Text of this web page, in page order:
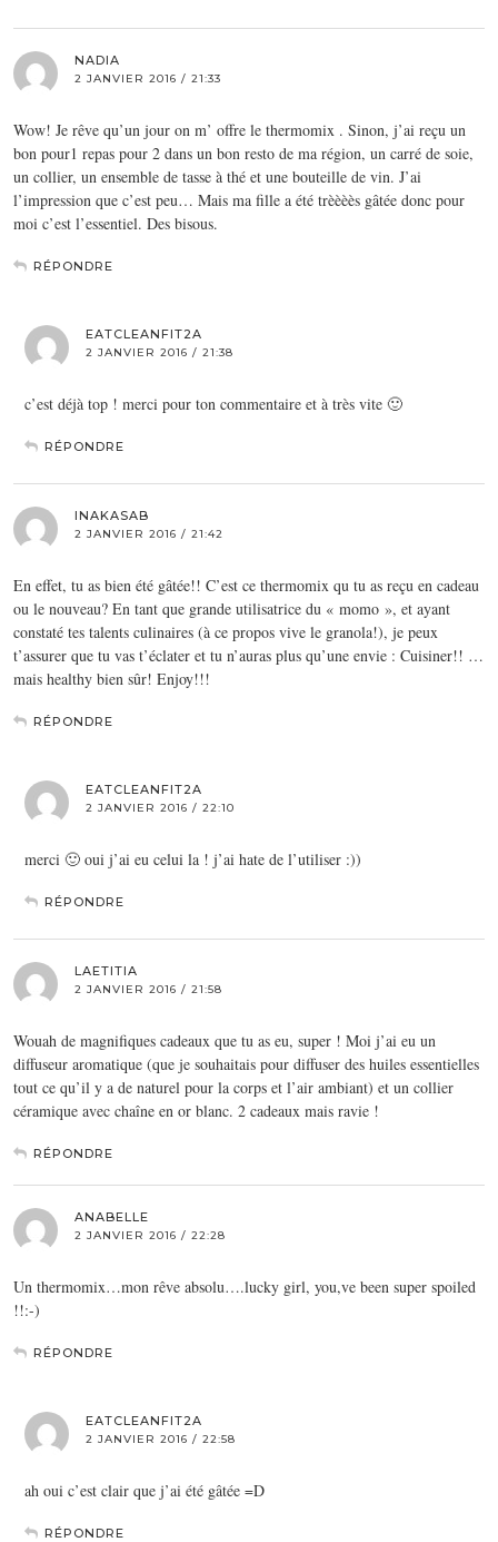
NADIA
2 JANVIER 2016 / 21:33
Wow! Je rêve qu’un jour on m’ offre le thermomix . Sinon, j’ai reçu un
bon pour1 repas pour 2 dans un bon resto de ma région, un carré de soie,
un collier, un ensemble de tasse à thé et une bouteille de vin. J’ai
l’impression que c’est peu… Mais ma fille a été trèèèès gâtée donc pour
moi c’est l’essentiel. Des bisous.
RÉPONDRE
EATCLEANFIT2A
2 JANVIER 2016 / 21:38
c’est déjà top ! merci pour ton commentaire et à très vite 🙂
RÉPONDRE
INAKASAB
2 JANVIER 2016 / 21:42
En effet, tu as bien été gâtée!! C’est ce thermomix qu tu as reçu en cadeau
ou le nouveau? En tant que grande utilisatrice du « momo », et ayant
constaté tes talents culinaires (à ce propos vive le granola!), je peux
t’assurer que tu vas t’éclater et tu n’auras plus qu’une envie : Cuisiner!! …
mais healthy bien sûr! Enjoy!!!
RÉPONDRE
EATCLEANFIT2A
2 JANVIER 2016 / 22:10
merci 🙂 oui j’ai eu celui la ! j’ai hate de l’utiliser :))
RÉPONDRE
LAETITIA
2 JANVIER 2016 / 21:58
Wouah de magnifiques cadeaux que tu as eu, super ! Moi j’ai eu un
diffuseur aromatique (que je souhaitais pour diffuser des huiles essentielles
tout ce qu’il y a de naturel pour la corps et l’air ambiant) et un collier
céramique avec chaîne en or blanc. 2 cadeaux mais ravie !
RÉPONDRE
ANABELLE
2 JANVIER 2016 / 22:28
Un thermomix…mon rêve absolu….lucky girl, you,ve been super spoiled
!!:-)
RÉPONDRE
EATCLEANFIT2A
2 JANVIER 2016 / 22:58
ah oui c’est clair que j’ai été gâtée =D
RÉPONDRE